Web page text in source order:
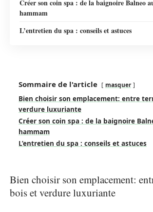
Créer son coin spa : de la baignoire Balneo
hammam
L’entretien du spa : conseils et astuces
Sommaire de l'article masquer
Bien choisir son emplacement: entre
verdure luxuriante
Créer son coin spa : de la baignoire
hammam
L’entretien du spa : conseils et astuces
Bien choisir son emplacement:
bois et verdure luxuriante